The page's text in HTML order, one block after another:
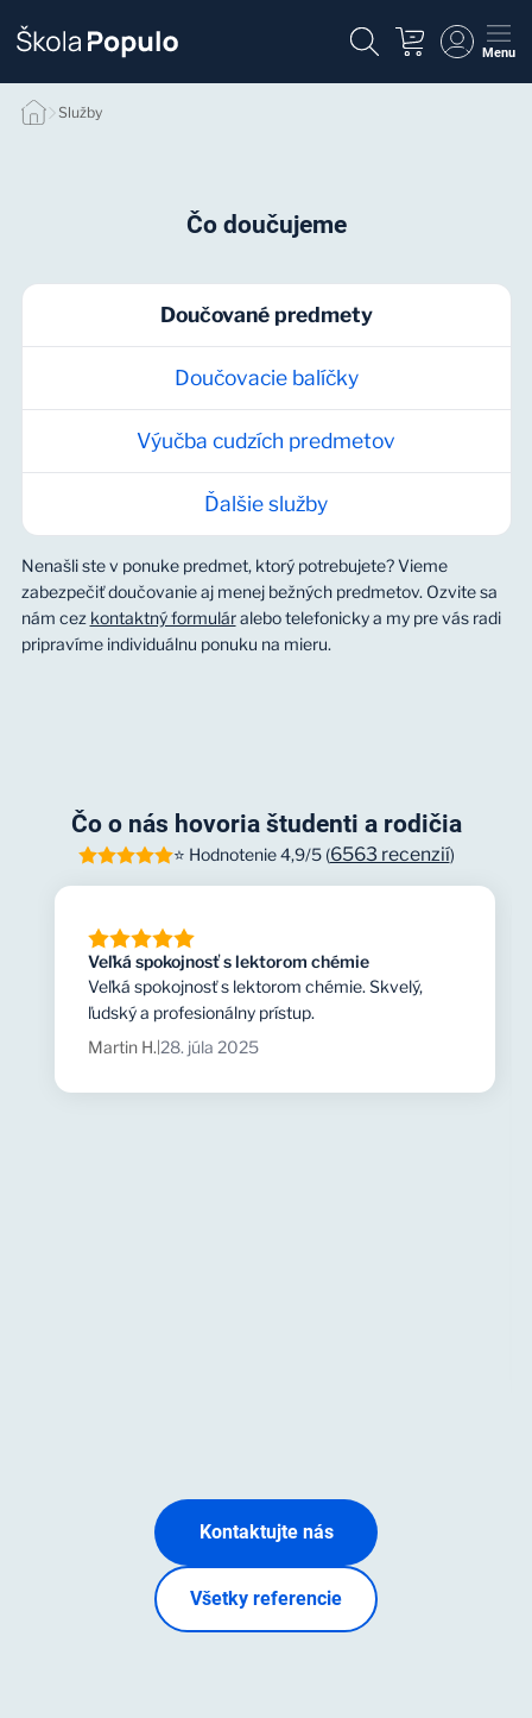
Menu
Služby
Čo doučujeme
Doučované predmety
Matematika
Slovenský jazyk
Informatika
Účtovníctvo
Dejepis
Zemepis
Chémia
Biológia
Doučovacie balíčky
Ako nezabudnúť na začiatok roka
Iba lekcie
Slovenský jazyk pre cudzincov
Slovenský jazyk pre Ukrajincov
Reparát
Opravná maturita
Jazyková výučba pre dospelých
Výučba cudzích predmetov
Španielsky jazyk
Ruský jazyk
Taliansky jazyk
Francúzsky jazyk
Slovenský jazyk pre cudzincov
Ďalšie služby
Webináre
Maturita nanečisto
Monitor nanečisto
Screeningový test: Ako si správne vybrať strednú
školu?
Nenašli ste v ponuke predmet, ktorý potrebujete? Vieme
zabezpečiť doučovanie aj menej bežných predmetov. Ozvite sa
nám cez kontaktný formuláralebo telefonicky a my pre vás radi
pripravíme individuálnu ponuku na mieru.
Čo o nás hovoria študenti a rodičia
⭐ Hodnotenie 4,9/5 (6563 recenzií)
Veľká spokojnosť s lektorom chémie
Veľká spokojnosť s lektorom chémie. Skvelý,
ľudský a profesionálny prístup.
Martin H. 28. júla 2025
Kontaktujte nás
Všetky referencie